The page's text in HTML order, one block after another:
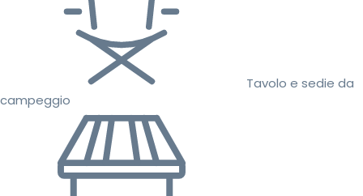
Tavolo e sedie da
campeggio